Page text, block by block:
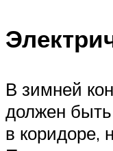
В зимней
должен быть
в коридоре,